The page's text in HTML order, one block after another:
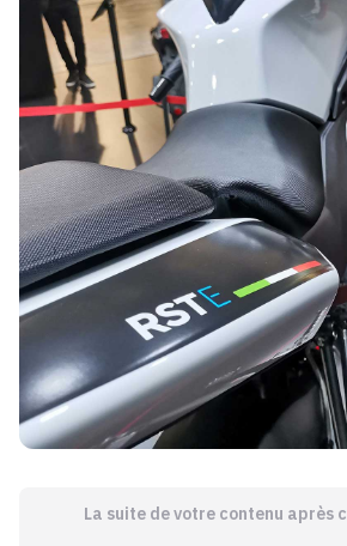
La suite de votre contenu après